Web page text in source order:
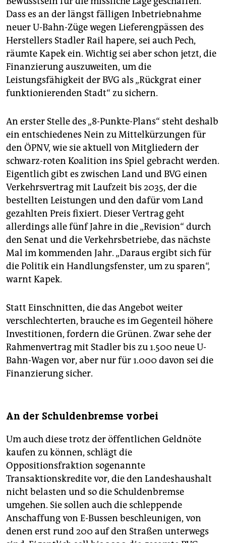
Dass es an der längst fälligen Inbetriebnahme
neuer U-Bahn-Züge wegen Lieferengpässen des
Herstellers Stadler Rail hapere, sei auch Pech,
räumte Kapek ein. Wichtig sei aber schon jetzt, die
Finanzierung auszuweiten, um die
Leistungsfähigkeit der BVG als „Rückgrat einer
funktionierenden Stadt“ zu sichern.
An erster Stelle des „8-Punkte-Plans“ steht deshalb
ein entschiedenes Nein zu Mittelkürzungen für
den ÖPNV, wie sie aktuell von Mitgliedern der
schwarz-roten Koalition ins Spiel gebracht werden.
Eigentlich gibt es zwischen Land und BVG einen
Verkehrsvertrag mit Laufzeit bis 2035, der die
bestellten Leistungen und den dafür vom Land
gezahlten Preis fixiert. Dieser Vertrag geht
allerdings alle fünf Jahre in die „Revision“ durch
den Senat und die Verkehrsbetriebe, das nächste
Mal im kommenden Jahr. „Daraus ergibt sich für
die Politik ein Handlungsfenster, um zu sparen“,
warnt Kapek.
Statt Einschnitten, die das Angebot weiter
verschlechterten, brauche es im Gegenteil höhere
Investitionen, fordern die Grünen. Zwar sehe der
Rahmenvertrag mit Stadler bis zu 1.500 neue U-
Bahn-Wagen vor, aber nur für 1.000 davon sei die
Finanzierung sicher.
An der Schuldenbremse vorbei
Um auch diese trotz der öffentlichen Geldnöte
kaufen zu können, schlägt die
Oppositionsfraktion sogenannte
Transaktionskredite vor, die den Landeshaushalt
nicht belasten und so die Schuldenbremse
umgehen. Sie sollen auch die schleppende
Anschaffung von E-Bussen beschleunigen, von
denen erst rund 200 auf den Straßen unterwegs